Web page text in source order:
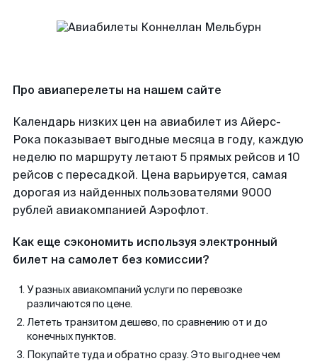
Про авиаперелеты на нашем сайте
Календарь низких цен на авиабилет из Айерс-
Рока показывает выгодные месяца в году, каждую
неделю по маршруту летают 5 прямых рейсов и 10
рейсов с пересадкой. Цена варьируется, самая
дорогая из найденных пользователями 9000
рублей авиакомпанией Аэрофлот.
Как еще сэкономить используя электронный
билет на самолет без комиссии?
У разных авиакомпаний услуги по перевозке
различаются по цене.
Лететь транзитом дешево, по сравнению от и до
конечных пунктов.
Покупайте туда и обратно сразу. Это выгоднее чем